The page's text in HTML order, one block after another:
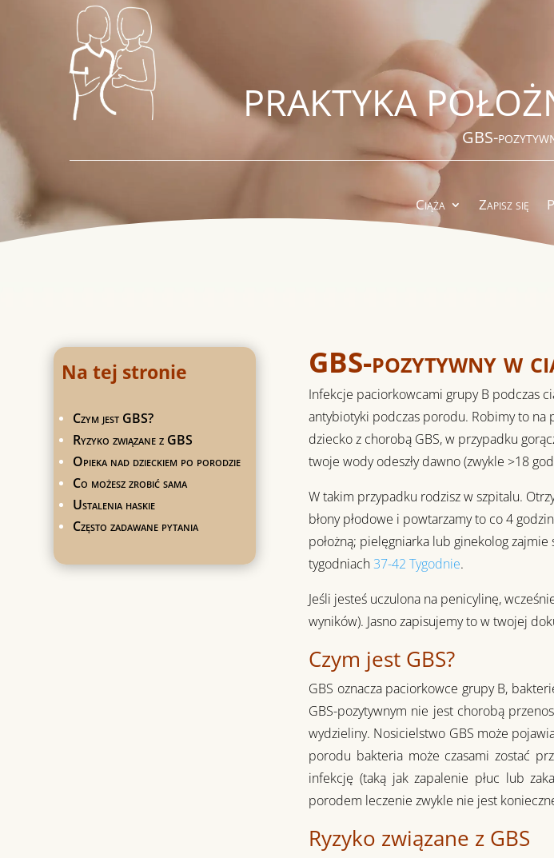
PRAKTYKA
GBS-
Ciąża Zapisz się
Na tej stronie
Czym jest GBS?
Ryzyko związane z GBS
Opieka nad dzieckiem po porodzie
Co możesz zrobić sama
Ustalenia haskie
Często zadawane pytania
GBS-pozytywny w
Infekcje paciorkowcami grupy B podczas
antybiotyki podczas porodu. Robimy to na
dziecko z chorobą GBS, w przypadku
twoje wody odeszły dawno (zwykle >18
W takim przypadku rodzisz w szpitalu.
błony płodowe i powtarzamy to co 4
położną; pielęgniarka lub ginekolog
tygodniach 37-42 Tygodnie.
Jeśli jesteś uczulona na penicylinę,
wyników). Jasno zapisujemy to w twojej
Czym jest GBS?
GBS oznacza paciorkowce grupy B,
GBS-pozytywnym nie jest chorobą
wydzieliny. Nosicielstwo GBS może
porodu bakteria może czasami zostać
infekcję (taką jak zapalenie płuc lub
porodem leczenie zwykle nie jest
Ryzyko związane z GBS